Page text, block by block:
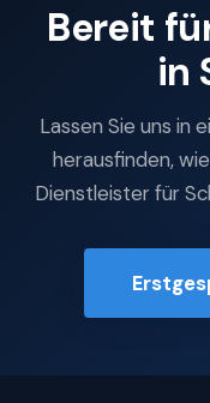
Bereit
in
Lassen Sie uns in
herausfinden,
Dienstleister für